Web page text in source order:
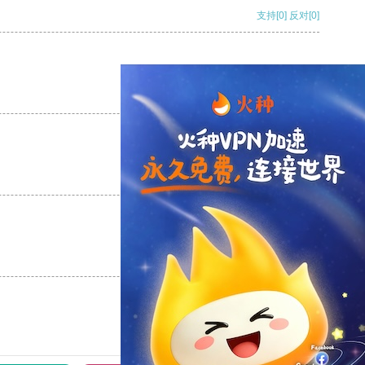
支持[0] 反对[0]
支持
支持[0] 反对[0]
支持[0] 反对[0]